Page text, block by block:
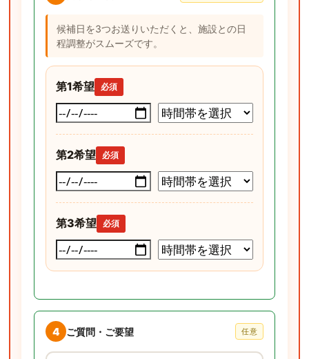
候補日を3つお送りいただくと、施設との日
程調整がスムーズです。
第1希望 必須
第2希望 必須
第3希望 必須
4 ご質問・ご要望 任意
ご質問・ご要望